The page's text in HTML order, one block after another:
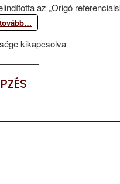
az „Origó
kikapcsolva